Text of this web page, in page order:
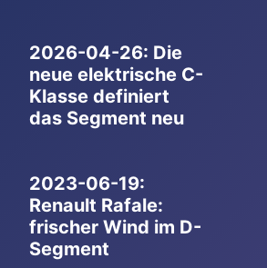
2026-04-26: Die
neue elektrische C-
Klasse definiert
das Segment neu
2023-06-19:
Renault Rafale:
frischer Wind im D-
Segment